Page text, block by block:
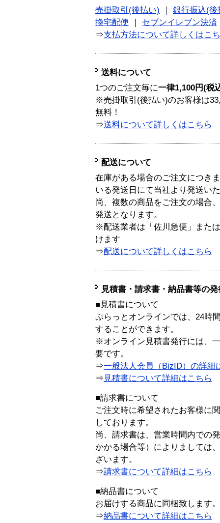
売掛取引(後払い)
銀行振込(後
換宅配便
セブンイレブン決済
⇒支払方法について詳しくはこ
送料について
1つのご注文毎に一律1,100円(税
※売掛取引(後払い)のお客様は
無料！
⇒送料について詳しくはこちら
配送について
在庫がある場合のご注文につき
いる発送日にて当社より発送い
尚、複数の商品をご注文の場合
発送となります。
※配送業者は「佐川急便」また
けます
⇒配送について詳しくはこちら
見積書・請求書・納品書等の
■見積書について
ぷらっとオンラインでは、24時
することができます。
※オンライン見積書発行には、
要です。
⇒一般法人会員（BizID）の詳細
⇒ 見積書について詳細はこちら
■請求書について
ご注文時に希望されたお客様に
しております。
尚、請求書は、営業時間内での
かかる場合等）によりましては
ざいます。
⇒請求書について詳細はこちら
■納品書について
お届けする商品に同梱致します。
⇒納品書について詳細はこちら